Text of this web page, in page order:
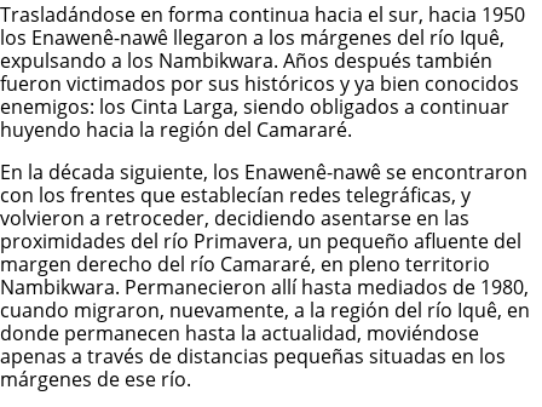
Trasladándose en forma continua hacia el sur, hacia 1950
los Enawenê-nawê llegaron a los márgenes del río Iquê,
expulsando a los Nambikwara. Años después también
fueron victimados por sus históricos y ya bien conocidos
enemigos: los Cinta Larga, siendo obligados a continuar
huyendo hacia la región del Camararé.
En la década siguiente, los Enawenê-nawê se encontraron
con los frentes que establecían redes telegráficas, y
volvieron a retroceder, decidiendo asentarse en las
proximidades del río Primavera, un pequeño afluente del
margen derecho del río Camararé, en pleno territorio
Nambikwara. Permanecieron allí hasta mediados de 1980,
cuando migraron, nuevamente, a la región del río Iquê, en
donde permanecen hasta la actualidad, moviéndose
apenas a través de distancias pequeñas situadas en los
márgenes de ese río.